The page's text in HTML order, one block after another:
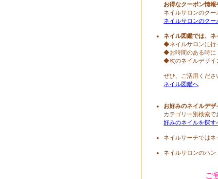
お得なクーポン情
ネイルサロンのク
ネイルサロンのクー
ネイル図鑑では、
◆ネイルサロンに行
◆お時間のある時に
◆次のネイルデザイ
ぜひ、ご活用くださ
ネイル図鑑へ
お好みのネイルデ
カテゴリー別検索
好みのネイルを探す
ネイルサーチでは
ネイルサロンのハ
ご